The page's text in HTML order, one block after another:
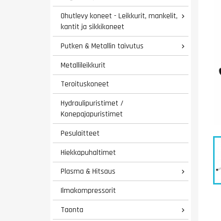
Ohutlevy koneet - Leikkurit, mankelit,
kantit ja sikkikoneet

Putken & Metallin taivutus 
Metallileikkurit
Teroituskoneet
Hydraulipuristimet /
Konepajapuristimet
Pesulaitteet
Hiekkapuhaltimet
Plasma & Hitsaus

Ilmakompressorit
Taonta
